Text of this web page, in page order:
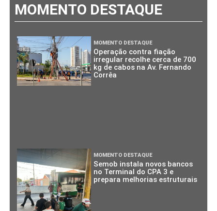
MOMENTO DESTAQUE
MOMENTO DESTAQUE
Operação contra fiação
irregular recolhe cerca de 700
kg de cabos na Av. Fernando
Corrêa
MOMENTO DESTAQUE
Semob instala novos bancos
no Terminal do CPA 3 e
prepara melhorias estruturais